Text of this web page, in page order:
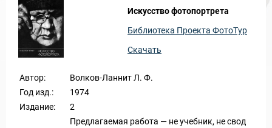
Новости и Отчеты
Искусство фотопортрета
Библиотека Проекта ФотоТур
Скачать
Автор:
Волков-Ланнит Л. Ф.
Год изд.:
1974
Издание:
2
Предлагаемая работа — не учебник, не свод